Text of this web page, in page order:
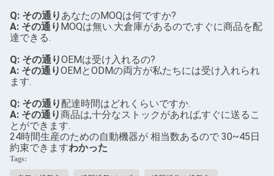
Q: その通り あなたのMOQは何ですか?
A: その通り MOQは無い.大倉庫があるので,すぐに商品を配
達できる.
Q: その通りOEMは受け入れるの?
A: その通りOEMとODMの両方が私たちには受け入れられ
ます.
Q: その通り 配達時間はどれくらいですか.
A: その通り商品は,十分なストックがあれば,すぐに送るこ
とができます.
24時間生産のための自動機器が 相当数あるので 30~45日
約束できますわかった
Tags: